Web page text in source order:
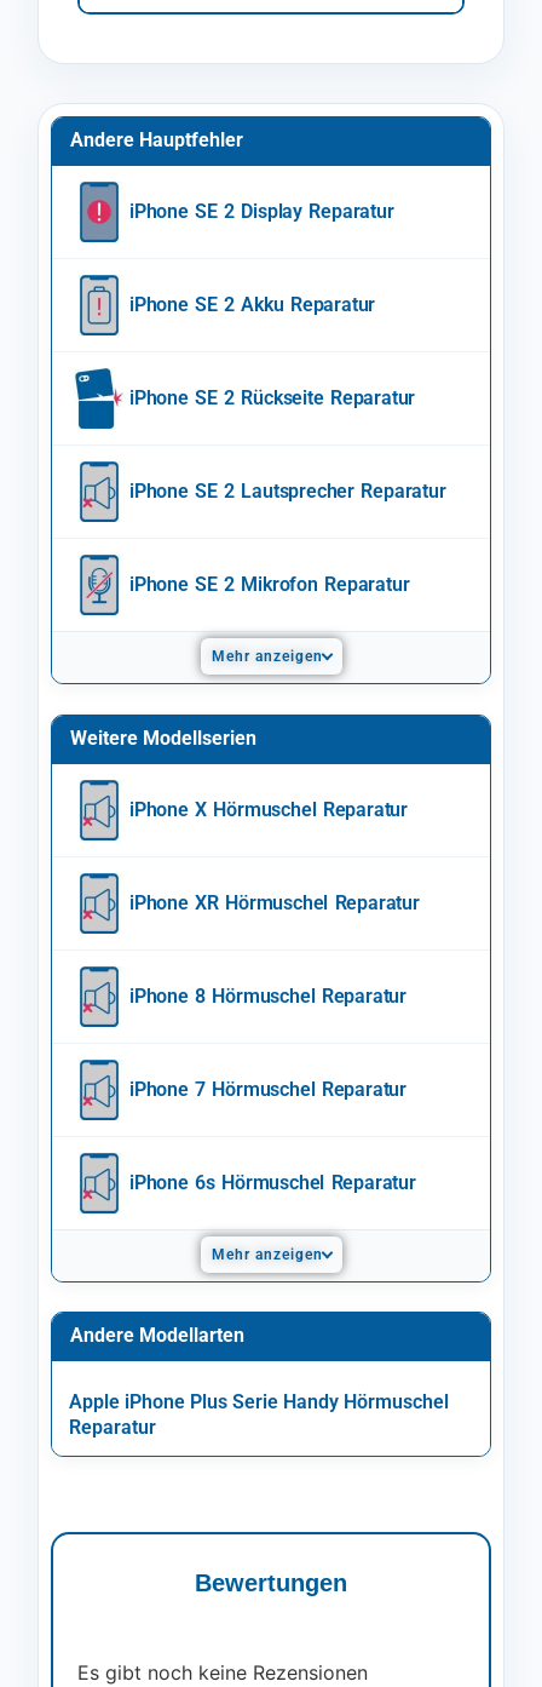
Andere Hauptfehler
iPhone SE 2 Display Reparatur
iPhone SE 2 Akku Reparatur
iPhone SE 2 Rückseite Reparatur
iPhone SE 2 Lautsprecher Reparatur
iPhone SE 2 Mikrofon Reparatur
Mehr anzeigen
Weitere Modellserien
iPhone X Hörmuschel Reparatur
iPhone XR Hörmuschel Reparatur
iPhone 8 Hörmuschel Reparatur
iPhone 7 Hörmuschel Reparatur
iPhone 6s Hörmuschel Reparatur
Mehr anzeigen
Andere Modellarten
Apple iPhone Plus Serie Handy Hörmuschel
Reparatur
Bewertungen
Es gibt noch keine Rezensionen